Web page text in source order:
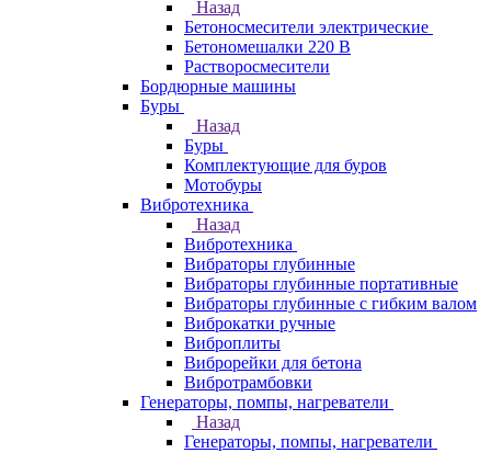
Назад
Бетоносмесители электрические
Бетономешалки 220 В
Растворосмесители
Бордюрные машины
Буры
Назад
Буры
Комплектующие для буров
Мотобуры
Вибротехника
Назад
Вибротехника
Вибраторы глубинные
Вибраторы глубинные портативные
Вибраторы глубинные с гибким валом
Виброкатки ручные
Виброплиты
Виброрейки для бетона
Вибротрамбовки
Генераторы, помпы, нагреватели
Назад
Генераторы, помпы, нагреватели